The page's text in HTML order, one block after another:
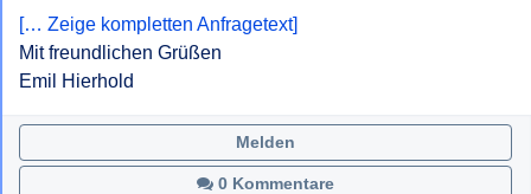
[… Zeige kompletten Anfragetext]
Mit freundlichen Grüßen
Emil Hierhold
0 Kommentare
Melden